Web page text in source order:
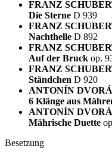
FRANZ
Die Sterne D 939
FRANZ
Nachthelle D 892
FRANZ
Auf der Bruck op.
FRANZ
Ständchen D 920
ANTONÍN
6 Klänge aus
ANTONÍN
Mährische Duette
Besetzung